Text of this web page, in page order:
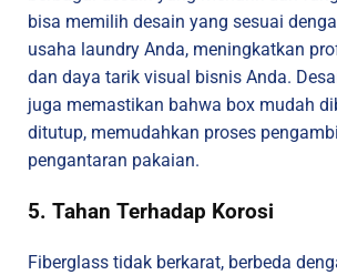
bisa memilih desain yang sesuai
usaha laundry Anda, meningkatkan
dan daya tarik visual bisnis Anda.
juga memastikan bahwa box mudah
ditutup, memudahkan proses
pengantaran pakaian.
5. Tahan Terhadap Korosi
Fiberglass tidak berkarat, berbeda